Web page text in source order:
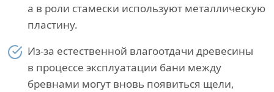
а в роли стамески используют металлическую
пластину.
Из-за естественной влагоотдачи древесины
в процессе эксплуатации бани между
бревнами могут вновь появиться щели,